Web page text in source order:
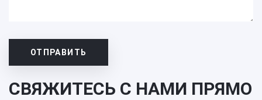
ОТПРАВИТЬ
СВЯЖИТЕСЬ С НАМИ ПРЯМО